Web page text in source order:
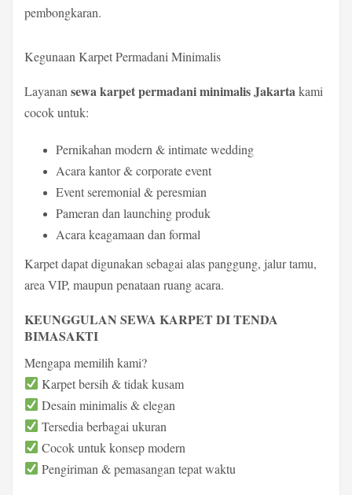
pembongkaran.
Kegunaan Karpet Permadani Minimalis
Layanan sewa karpet permadani minimalis Jakartakami
cocok untuk:
Pernikahan modern & intimate wedding
Acara kantor & corporate event
Event seremonial & peresmian
Pameran dan launching produk
Acara keagamaan dan formal
Karpet dapat digunakan sebagai alas panggung, jalur tamu,
area VIP, maupun penataan ruang acara.
KEUNGGULAN SEWA KARPET DI TENDA
BIMASAKTI
Mengapa memilih kami?
Karpet bersih & tidak kusam
Desain minimalis & elegan
Tersedia berbagai ukuran
Cocok untuk konsep modern
Pengiriman & pemasangan tepat waktu